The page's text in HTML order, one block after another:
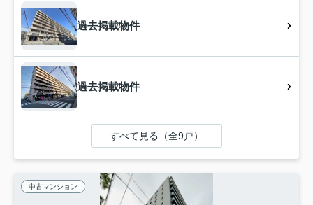
過去掲載物件
過去掲載物件
すべて見る（全9戸）
中古マンション